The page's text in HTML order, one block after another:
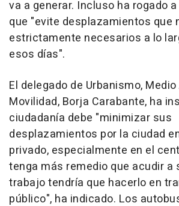
va a generar. Incluso ha rogado
que "evite desplazamientos que
estrictamente necesarios a lo
esos días".
El delegado de Urbanismo,
Movilidad, Borja Carabante, ha
ciudadanía debe "minimizar sus
desplazamientos por la ciudad
privado, especialmente en el
tenga más remedio que acudir a
trabajo tendría que hacerlo en
público", ha indicado. Los